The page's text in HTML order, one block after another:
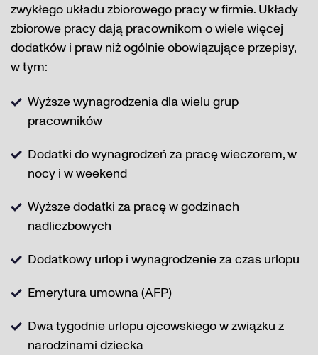
zwykłego układu zbiorowego pracy w firmie. Układy
zbiorowe pracy dają pracownikom o wiele więcej
dodatków i praw niż ogólnie obowiązujące przepisy,
w tym:
Wyższe wynagrodzenia dla wielu grup
pracowników
Dodatki do wynagrodzeń za pracę wieczorem, w
nocy i w weekend
Wyższe dodatki za pracę w godzinach
nadliczbowych
Dodatkowy urlop i wynagrodzenie za czas urlopu
Emerytura umowna (AFP)
Dwa tygodnie urlopu ojcowskiego w związku z
narodzinami dziecka